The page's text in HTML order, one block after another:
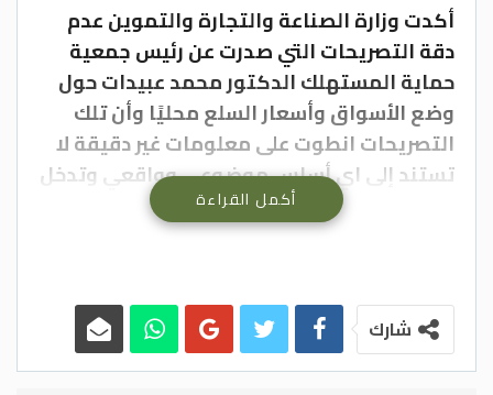
أكدت وزارة الصناعة والتجارة والتموين عدم
دقة التصريحات التي صدرت عن رئيس جمعية
حماية المستهلك الدكتور محمد عبيدات حول
وضع الأسواق وأسعار السلع محليًا وأن تلك
التصريحات انطوت على معلومات غير دقيقة لا
تستند إلى اي أساس موضوعي وواقعي وتدخل
في إطار البحث عن الشعبويات ومحاولة التلاعب
بمشاعر المواطنين وإخفاء الحقائق.
واستراتيجيات مدروسة وواضحة للمحافظة على
المخزون الغذائي وضبط الأسعار والتصدي لأي
محاولات مغالاةٍ بالأسعار وأن لديها المكنة
أكمل القراءة
شارك